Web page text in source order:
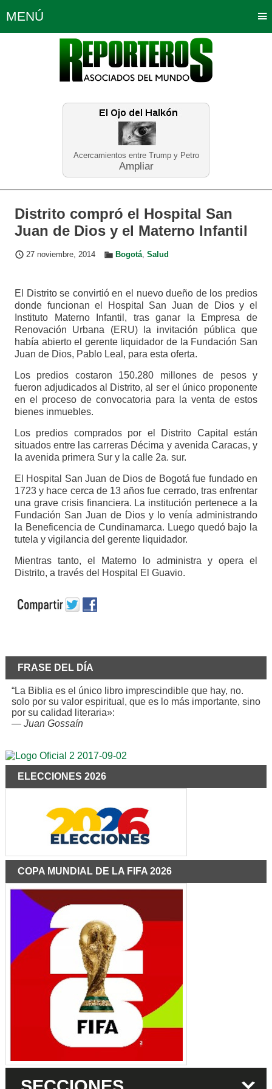
Acercamientos entre Trump y Petro
Ampliar
MENÚ
Política Opinión Bogotá
Planeta Tierra Deportes
Educación Neira
Distrito compró el Hospital San
Juan de Dios y el Materno Infantil
27 noviembre, 2014 Bogotá, Salud
El Distrito se convirtió en el nuevo dueño de los predios
donde funcionan el Hospital San Juan de Dios y el
Instituto Materno Infantil, tras ganar la Empresa de
Renovación Urbana (ERU) la invitación pública que
había abierto el gerente liquidador de la Fundación San
Juan de Dios, Pablo Leal, para esta oferta.
Los predios costaron 150.280 millones de pesos y
fueron adjudicados al Distrito, al ser el único proponente
en el proceso de convocatoria para la venta de estos
bienes inmuebles.
Los predios comprados por el Distrito Capital están
situados entre las carreras Décima y avenida Caracas, y
la avenida primera Sur y la calle 2a. sur.
El Hospital San Juan de Dios de Bogotá fue fundado en
1723 y hace cerca de 13 años fue cerrado, tras enfrentar
una grave crisis financiera. La institución pertenece a la
Fundación San Juan de Dios y lo venía administrando
la Beneficencia de Cundinamarca. Luego quedó bajo la
tutela y vigilancia del gerente liquidador.
Mientras tanto, el Materno lo administra y opera el
Distrito, a través del Hospital El Guavio.
FRASE DEL DÍA
“La Biblia es el único libro imprescindible que hay, no.
solo por su valor espiritual, que es lo más importante, sino
por su calidad literaria»:
— Juan Gossaín
ELECCIONES 2026
COPA MUNDIAL DE LA FIFA 2026